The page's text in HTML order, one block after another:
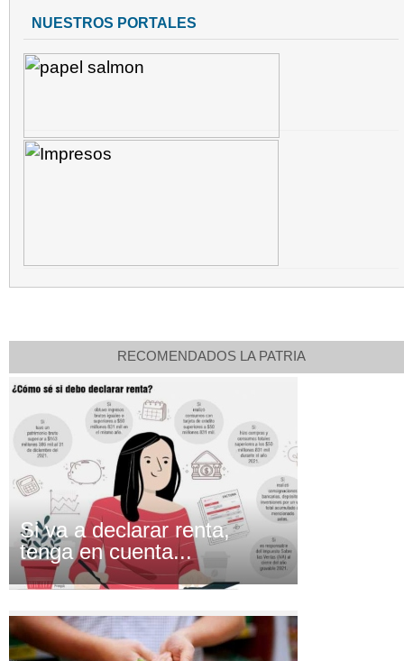
NUESTROS PORTALES
RECOMENDADOS LA PATRIA
Si va a declarar renta,
tenga en cuenta...